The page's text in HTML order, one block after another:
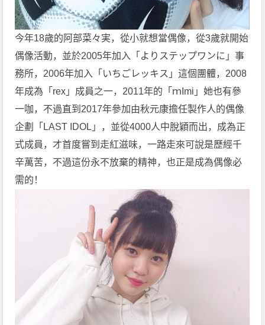
今年18歲的阿部菜々実，從小就想當偶像，從3歲就開始
偶像活動，並於2005年加入「よりステップワンに」事
務所，2006年加入「いちごレッキス」這個團體，2008
年成為「rex」成員之一，2011年的「ｍImi」她也有參
一咖，不過直到2017年參加由秋元康擔任製作人的偶像
企劃「LAST IDOL」，並從4000人中脫穎而出，成為正
式成員，才首度嘗到走紅滋味，一路走來可說是歷經千
辛萬苦，不過這份永不放棄的精神，也正是成為偶像必
需的！